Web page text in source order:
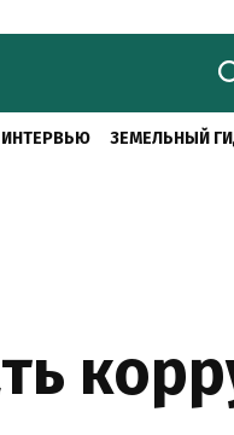
ИНТЕРВЬЮ ЗЕМЕЛЬНЫЙ